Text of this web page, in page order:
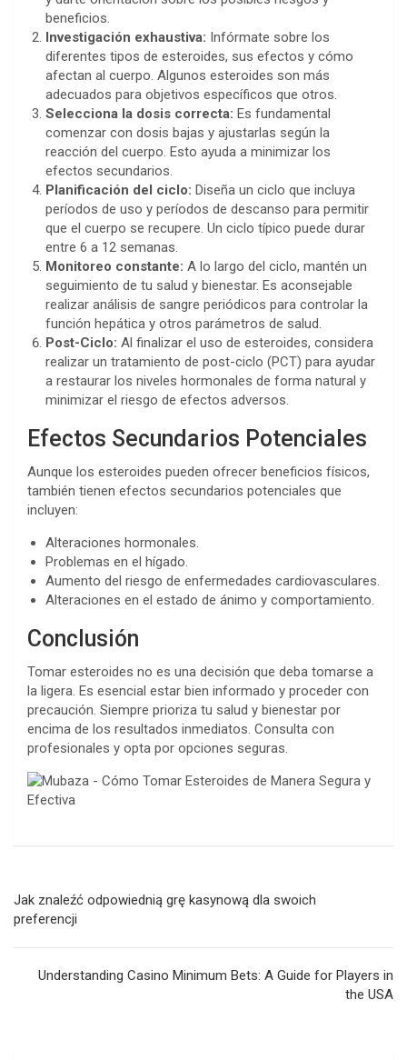
beneficios.
Investigación exhaustiva: Infórmate sobre los
diferentes tipos de esteroides, sus efectos y cómo
afectan al cuerpo. Algunos esteroides son más
adecuados para objetivos específicos que otros.
Selecciona la dosis correcta: Es fundamental
comenzar con dosis bajas y ajustarlas según la
reacción del cuerpo. Esto ayuda a minimizar los
efectos secundarios.
Planificación del ciclo: Diseña un ciclo que incluya
períodos de uso y períodos de descanso para permitir
que el cuerpo se recupere. Un ciclo típico puede durar
entre 6 a 12 semanas.
Monitoreo constante: A lo largo del ciclo, mantén un
seguimiento de tu salud y bienestar. Es aconsejable
realizar análisis de sangre periódicos para controlar la
función hepática y otros parámetros de salud.
Post-Ciclo: Al finalizar el uso de esteroides, considera
realizar un tratamiento de post-ciclo (PCT) para ayudar
a restaurar los niveles hormonales de forma natural y
minimizar el riesgo de efectos adversos.
Efectos Secundarios Potenciales
Aunque los esteroides pueden ofrecer beneficios físicos,
también tienen efectos secundarios potenciales que
incluyen:
Alteraciones hormonales.
Problemas en el hígado.
Aumento del riesgo de enfermedades cardiovasculares.
Alteraciones en el estado de ánimo y comportamiento.
Conclusión
Tomar esteroides no es una decisión que deba tomarse a
la ligera. Es esencial estar bien informado y proceder con
precaución. Siempre prioriza tu salud y bienestar por
encima de los resultados inmediatos. Consulta con
profesionales y opta por opciones seguras.
de
entradas
Jak znaleźć odpowiednią grę kasynową dla swoich
preferencji
Understanding Casino Minimum Bets: A Guide for Players in
the USA